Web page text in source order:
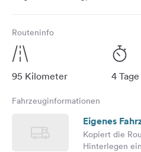
Media
Instagram
Routeninfo
95 Kilometer 4 Tage
Fahrzeuginformationen
Eigenes
Kopiert die
Hinterlegen